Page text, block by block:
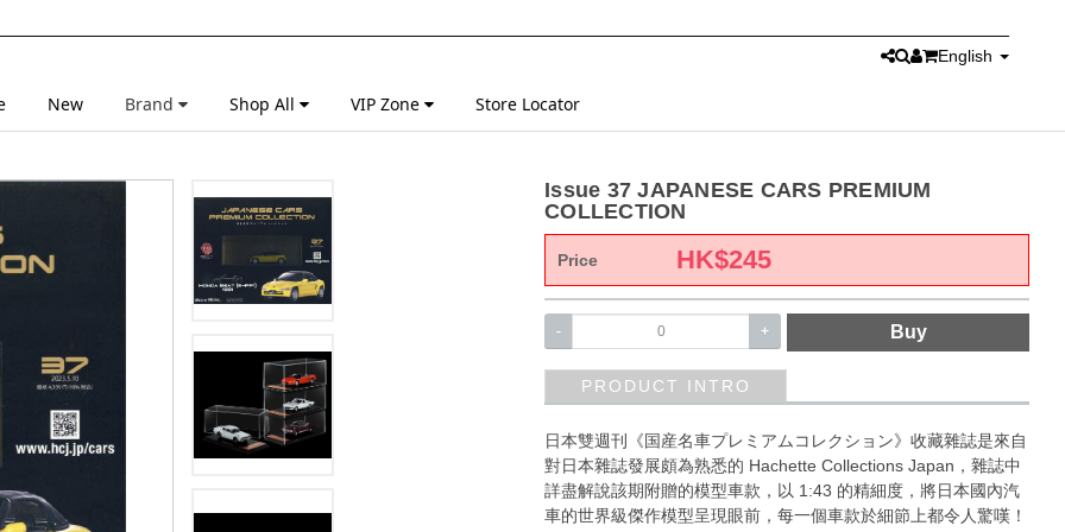
English
New Brand Shop All VIP Zone Store Locator
Issue 37 JAPANESE CARS PREMIUM
COLLECTION
Price HK$245
- + Buy
PRODUCT INTRO
日本雙週刊《国産名車プレミアムコレクション》收藏雜誌是來自
對日本雜誌發展頗為熟悉的 Hachette Collections Japan，雜誌中
詳盡解說該期附贈的模型車款，以 1:43 的精細度，將日本國內汽
車的世界級傑作模型呈現眼前，每一個車款於細節上都令人驚嘆！